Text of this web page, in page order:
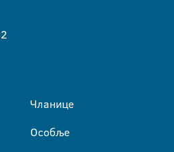
Чланице
Особље